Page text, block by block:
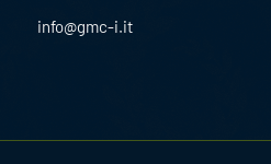
info@gmc-i.it